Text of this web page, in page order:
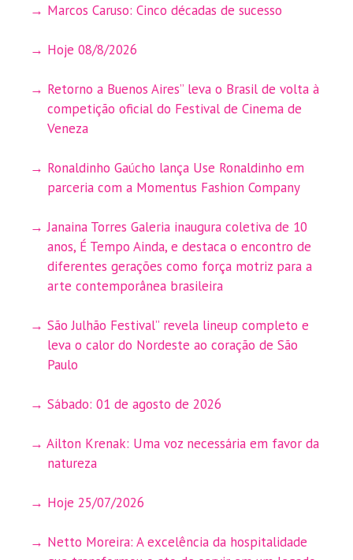
Marcos Caruso: Cinco décadas de sucesso
Hoje 08/8/2026
Retorno a Buenos Aires” leva o Brasil de volta à
competição oficial do Festival de Cinema de
Veneza
Ronaldinho Gaúcho lança Use Ronaldinho em
parceria com a Momentus Fashion Company
Janaina Torres Galeria inaugura coletiva de 10
anos, É Tempo Ainda, e destaca o encontro de
diferentes gerações como força motriz para a
arte contemporânea brasileira
São Julhão Festival” revela lineup completo e
leva o calor do Nordeste ao coração de São
Paulo
Sábado: 01 de agosto de 2026
Ailton Krenak: Uma voz necessária em favor da
natureza
Hoje 25/07/2026
Netto Moreira: A excelência da hospitalidade